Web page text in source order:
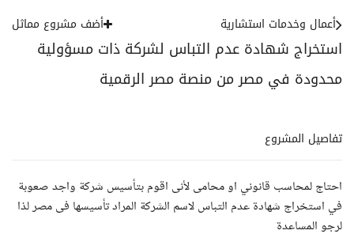
استخراج شهادة عدم التباس لشركة ذات مسؤولية
محدودة في مصر من منصة مصر الرقمية
أعمال وخدمات استشارية أضف مشروع مماثل
تفاصيل المشروع
احتاج لمحاسب قانوني او محامى لأنى اقوم بتأسيس شركة واجد صعوبة
في استخراج شهادة عدم التباس لاسم الشركة المراد تأسيسها فى مصر لذا
لرجو المساعدة